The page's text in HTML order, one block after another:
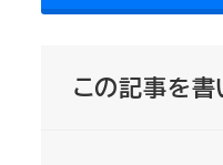
この記事を書